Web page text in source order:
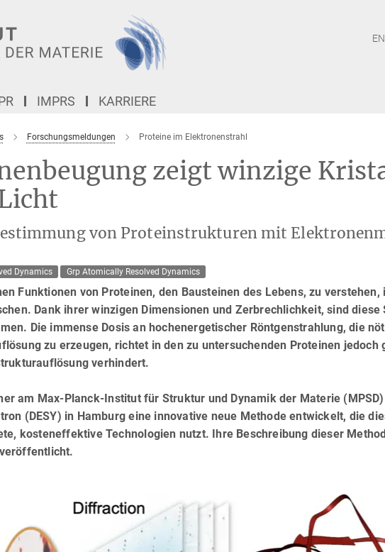
IMPRS KARRIERE
Forschungsmeldungen Proteine im Elektronenstrahl
zeigt winzige
von Proteinstrukturen mit
Dynamics
Grp Atomically Resolved Dynamics
Funktionen von Proteinen, den Bausteinen des Lebens, zu
Dank ihrer winzigen Dimensionen und Zerbrechlichkeit, sind diese
Die immense Dosis an hochenergetischer Röntgenstrahlung, die
zu erzeugen, richtet in den zu untersuchenden Proteinen jedoch
verhindert.
am Max-Planck-Institut für Struktur und Dynamik der Materie
(DESY) in Hamburg eine innovative neue Methode entwickelt, die
kosteneffektive Technologien nutzt. Ihre Beschreibung dieser
veröffentlicht.